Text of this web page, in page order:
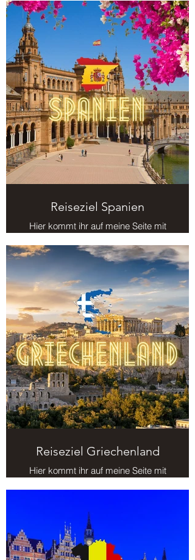
Reiseziel Spanien
Hier kommt ihr auf meine Seite mit
Reisezielen in Spanien.
Reiseziel Griechenland
Hier kommt ihr auf meine Seite mit
Reisezielen in Griechenland.